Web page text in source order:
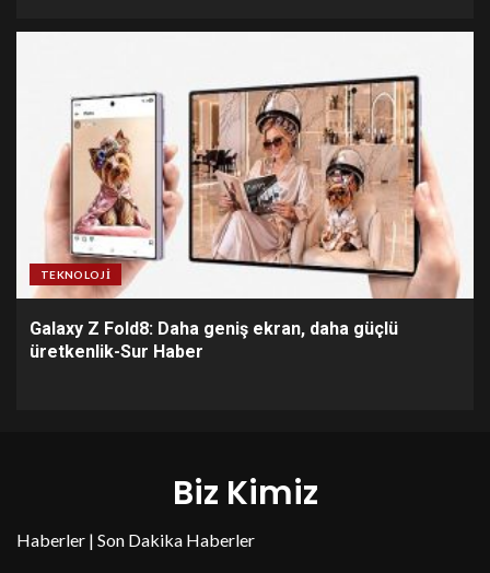
TEKNOLOJI
Galaxy Z Fold8: Daha geniş ekran, daha güçlü
üretkenlik-Sur Haber
Biz Kimiz
Haberler | Son Dakika Haberler